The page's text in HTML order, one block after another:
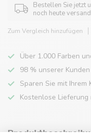
Bestellen Sie jetzt
noch heute
Zum Vergleich hinzufügen
Über 1.000 Farben
98 % unserer
Sparen Sie mit Ihrem
Kostenlose